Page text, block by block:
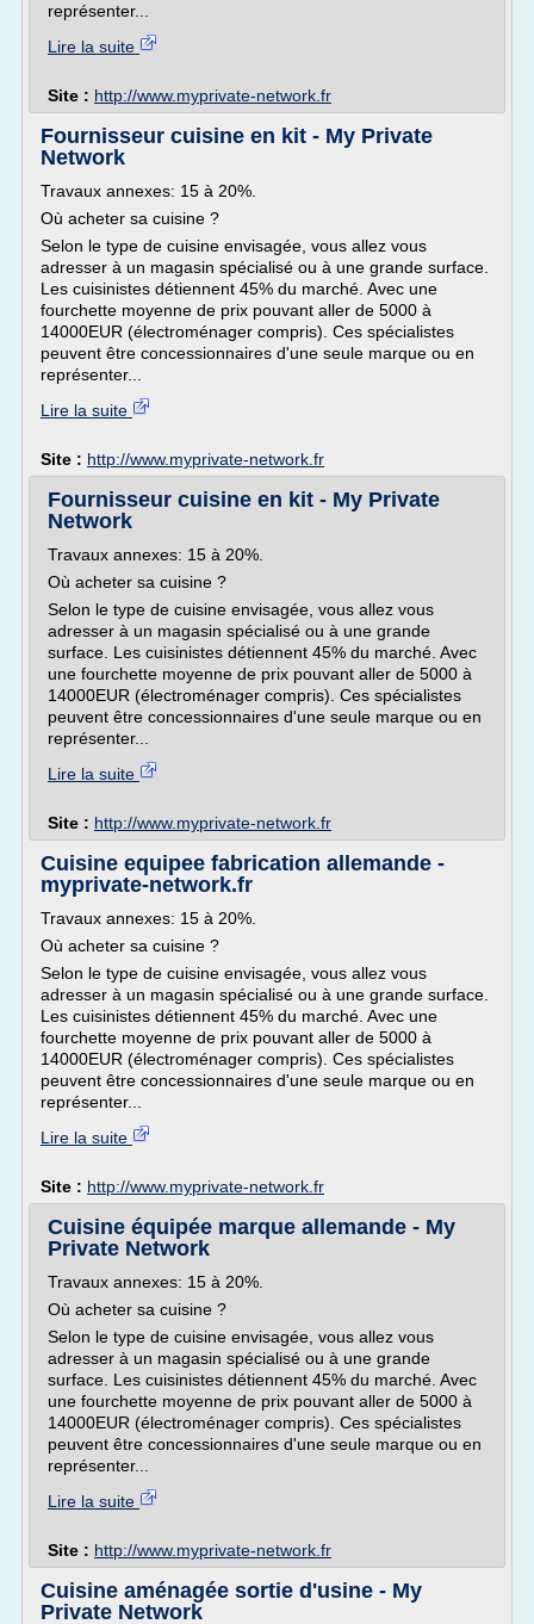
représenter...
Lire la suite
Site : http://www.myprivate-network.fr
Fournisseur cuisine en kit - My Private
Network
Travaux annexes: 15 à 20%.
Où acheter sa cuisine ?
Selon le type de cuisine envisagée, vous allez vous
adresser à un magasin spécialisé ou à une grande surface.
Les cuisinistes détiennent 45% du marché. Avec une
fourchette moyenne de prix pouvant aller de 5000 à
14000EUR (électroménager compris). Ces spécialistes
peuvent être concessionnaires d'une seule marque ou en
représenter...
Lire la suite
Site : http://www.myprivate-network.fr
Fournisseur cuisine en kit - My Private
Network
Travaux annexes: 15 à 20%.
Où acheter sa cuisine ?
Selon le type de cuisine envisagée, vous allez vous
adresser à un magasin spécialisé ou à une grande
surface. Les cuisinistes détiennent 45% du marché. Avec
une fourchette moyenne de prix pouvant aller de 5000 à
14000EUR (électroménager compris). Ces spécialistes
peuvent être concessionnaires d'une seule marque ou en
représenter...
Lire la suite
Site : http://www.myprivate-network.fr
Cuisine equipee fabrication allemande -
myprivate-network.fr
Travaux annexes: 15 à 20%.
Où acheter sa cuisine ?
Selon le type de cuisine envisagée, vous allez vous
adresser à un magasin spécialisé ou à une grande surface.
Les cuisinistes détiennent 45% du marché. Avec une
fourchette moyenne de prix pouvant aller de 5000 à
14000EUR (électroménager compris). Ces spécialistes
peuvent être concessionnaires d'une seule marque ou en
représenter...
Lire la suite
Site : http://www.myprivate-network.fr
Cuisine équipée marque allemande - My
Private Network
Travaux annexes: 15 à 20%.
Où acheter sa cuisine ?
Selon le type de cuisine envisagée, vous allez vous
adresser à un magasin spécialisé ou à une grande
surface. Les cuisinistes détiennent 45% du marché. Avec
une fourchette moyenne de prix pouvant aller de 5000 à
14000EUR (électroménager compris). Ces spécialistes
peuvent être concessionnaires d'une seule marque ou en
représenter...
Lire la suite
Site : http://www.myprivate-network.fr
Cuisine aménagée sortie d'usine - My
Private Network